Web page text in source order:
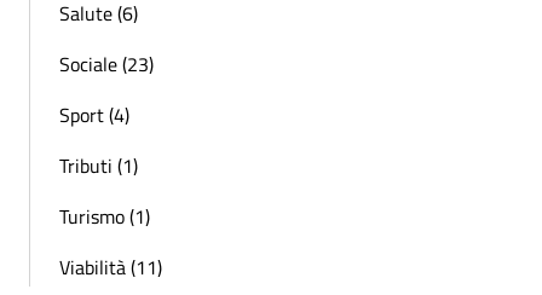
Salute (6)
Sociale (23)
Sport (4)
Tributi (1)
Turismo (1)
Viabilità (11)